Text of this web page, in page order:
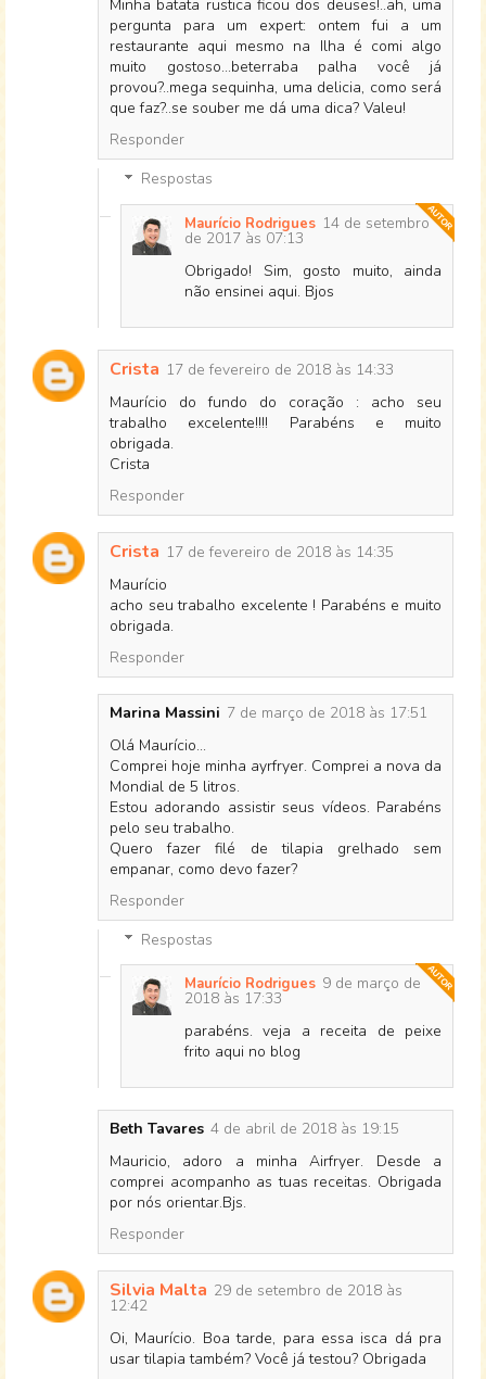
Minha batata rustica ficou dos deuses!..ah, uma
pergunta para um expert: ontem fui a um
restaurante aqui mesmo na Ilha é comi algo
muito gostoso...beterraba palha você já
provou?..mega sequinha, uma delicia, como será
que faz?..se souber me dá uma dica? Valeu!
Responder
Respostas
Maurício Rodrigues 14 de setembro
de 2017 às 07:13
Obrigado! Sim, gosto muito, ainda
não ensinei aqui. Bjos
Crista 17 de fevereiro de 2018 às 14:33
Maurício do fundo do coração : acho seu
trabalho excelente!!!! Parabéns e muito
obrigada.
Crista
Responder
Crista 17 de fevereiro de 2018 às 14:35
Maurício
acho seu trabalho excelente ! Parabéns e muito
obrigada.
Responder
Marina Massini 7 de março de 2018 às 17:51
Olá Maurício...
Comprei hoje minha ayrfryer. Comprei a nova da
Mondial de 5 litros.
Estou adorando assistir seus vídeos. Parabéns
pelo seu trabalho.
Quero fazer filé de tilapia grelhado sem
empanar, como devo fazer?
Responder
Respostas
Maurício Rodrigues 9 de março de
2018 às 17:33
parabéns. veja a receita de peixe
frito aqui no blog
Beth Tavares 4 de abril de 2018 às 19:15
Mauricio, adoro a minha Airfryer. Desde a
comprei acompanho as tuas receitas. Obrigada
por nós orientar.Bjs.
Responder
Silvia Malta 29 de setembro de 2018 às
12:42
Oi, Maurício. Boa tarde, para essa isca dá pra
usar tilapia também? Você já testou? Obrigada